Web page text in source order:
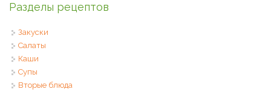
Разделы рецептов
Закуски
Салаты
Каши
Супы
Вторые блюда